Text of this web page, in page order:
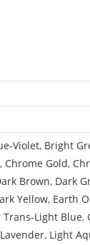
Violet, Bright
, Chrome Gold,
Brown, Dark
Yellow, Earth
Trans-Light Blue,
Lavender, Light